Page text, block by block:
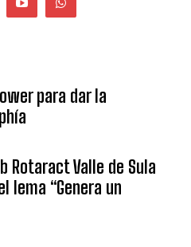
para dar la
Rotaract Valle de Sula
lema “Genera un